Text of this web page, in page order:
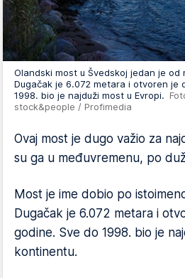
Olandski most u Švedskoj jedan je od
Dugačak je 6.072 metara i otvoren je
1998. bio je najduži most u Evropi.
stock&people / Profimedia
Ovaj most je dugo važio za
su ga u međuvremenu, po
Most je ime dobio po
Dugačak je 6.072 metara i
godine. Sve do 1998. bio je
kontinentu.